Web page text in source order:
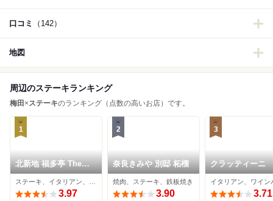
口コミ （142）
地図
周辺のステーキランキング
梅田 ×ステーキのランキング（点数の高いお店）です。
1
北新地 福多亭 The
Ukai
3.97
2
奈良きみや 別邸 柘榴
焼肉、ステーキ、鉄板焼き
3.90
3
クラッティーニ
3.71